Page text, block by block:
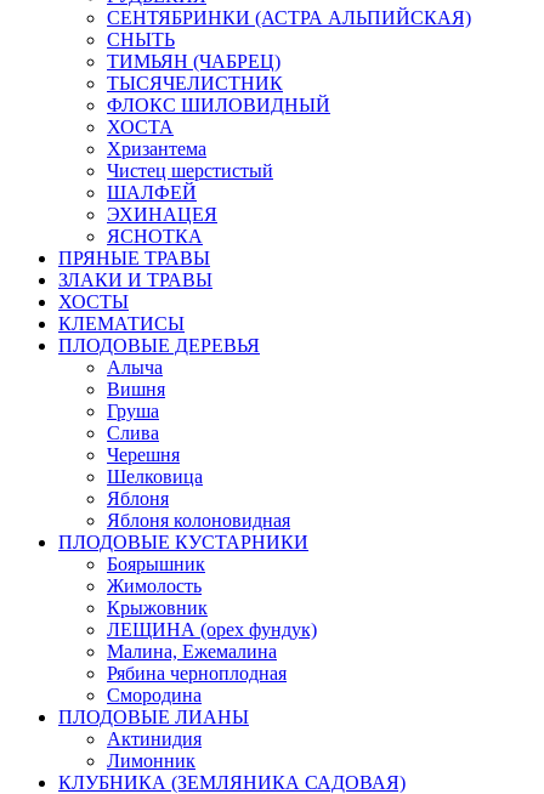
СЕНТЯБРИНКИ (АСТРА АЛЬПИЙСКАЯ)
СНЫТЬ
ТИМЬЯН (ЧАБРЕЦ)
ТЫСЯЧЕЛИСТНИК
ФЛОКС ШИЛОВИДНЫЙ
ХОСТА
Хризантема
Чистец шерстистый
ШАЛФЕЙ
ЭХИНАЦЕЯ
ЯСНОТКА
ПРЯНЫЕ ТРАВЫ
ЗЛАКИ И ТРАВЫ
ХОСТЫ
КЛЕМАТИСЫ
ПЛОДОВЫЕ ДЕРЕВЬЯ
Алыча
Вишня
Груша
Слива
Черешня
Шелковица
Яблоня
Яблоня колоновидная
ПЛОДОВЫЕ КУСТАРНИКИ
Боярышник
Жимолость
Крыжовник
ЛЕЩИНА (орех фундук)
Малина, Ежемалина
Рябина черноплодная
Смородина
ПЛОДОВЫЕ ЛИАНЫ
Актинидия
Лимонник
КЛУБНИКА (ЗЕМЛЯНИКА САДОВАЯ)